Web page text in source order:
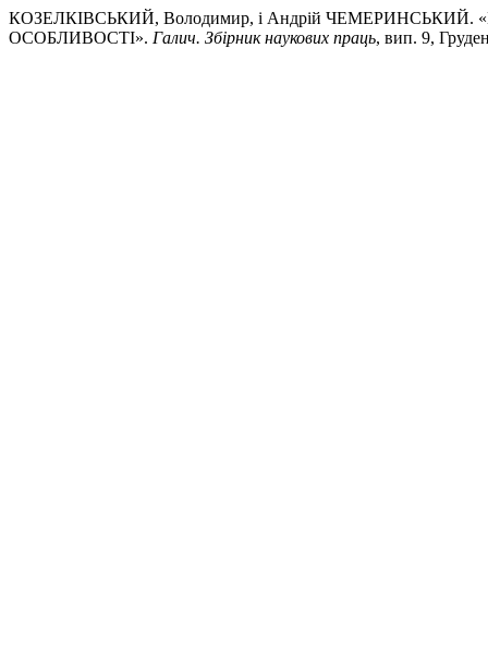
КОЗЕЛКІВСЬКИЙ, Володимир, і Андрій
ОСОБЛИВОСТІ». Галич. Збірник наукових праць, вип. 9,